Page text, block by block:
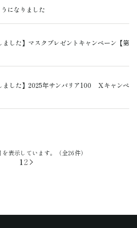
わせ
になりました
ました】マスクプレゼントキャンペーン【第
ました】2025年サンバリア100 Ｘキャンペ
表示しています。（全26件）
1 2